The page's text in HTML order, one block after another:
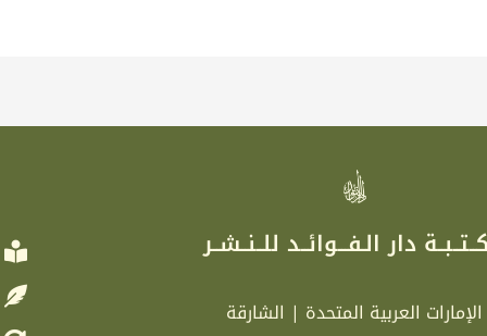
دار الـفـــوائــد للــنــشــر
الإمارات العربية المتحدة | الشارقة